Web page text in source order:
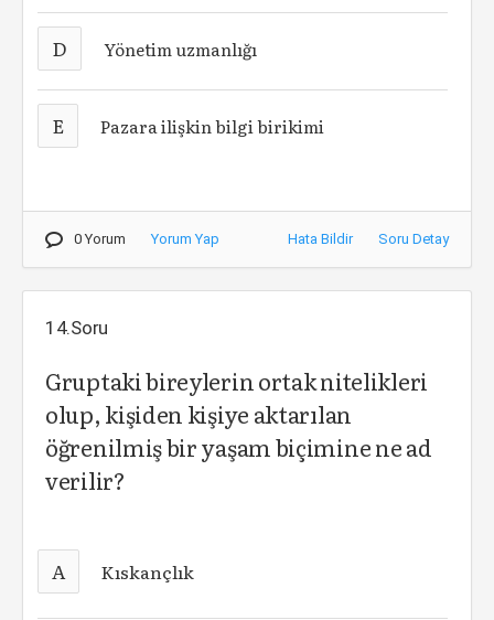
D Yönetim uzmanlığı
E Pazara ilişkin bilgi birikimi
0 Yorum Yorum Yap Hata Bildir Soru Detay
14.Soru
Gruptaki bireylerin ortak nitelikleri
olup, kişiden kişiye aktarılan
öğrenilmiş bir yaşam biçimine ne ad
verilir?
A Kıskançlık